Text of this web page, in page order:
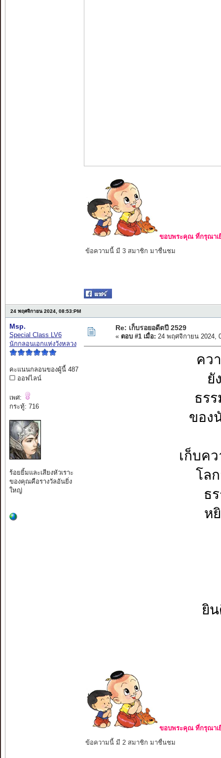
ขอบพระคุณ ที่กรุณาเ
ข้อความนี้ มี 3 สมาชิก มาชื่นชม
24 พฤศจิกายน 2024, 08:53:PM
Msp.
Special Class LV6
นักกลอนเอกแห่งวังหลวง
คะแนนกลอนของผู้นี้ 487
ออฟไลน์
เพศ:
กระทู้: 716
ร้อยยิ้มและเสียงหัวเราะ
ของคุณคือรางวัลอันยิ่ง
ใหญ่
Re: เก็บรอยอดีตปี 2529
« ตอบ #1 เมื่อ: 24 พฤศจิกายน 2024,
คว
ยั
ธร
ของ
เก็บค
โล
ธ
ห
ยิ
ขอบพระคุณ ที่กรุณาเ
ข้อความนี้ มี 2 สมาชิก มาชื่นชม